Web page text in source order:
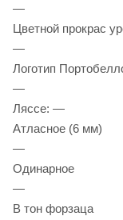
—
Цветной прокрас
—
Логотип
—
Ляссе: —
Атласное (6 мм)
—
Одинарное
—
В тон форзаца